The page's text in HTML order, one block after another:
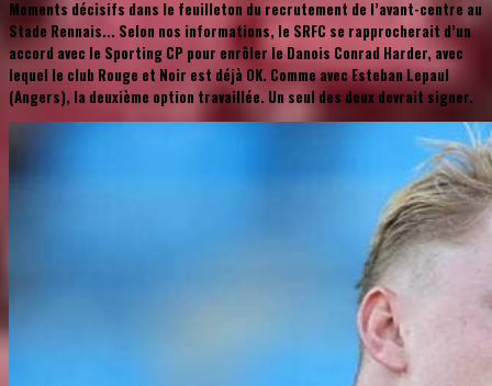
Moments décisifs dans le feuilleton du recrutement de l’avant-centre au
Stade Rennais... Selon nos informations, le SRFC se rapprocherait d’un
accord avec le Sporting CP pour enrôler le Danois Conrad Harder, avec
lequel le club Rouge et Noir est déjà OK. Comme avec Esteban Lepaul
(Angers), la deuxième option travaillée. Un seul des deux devrait signer.